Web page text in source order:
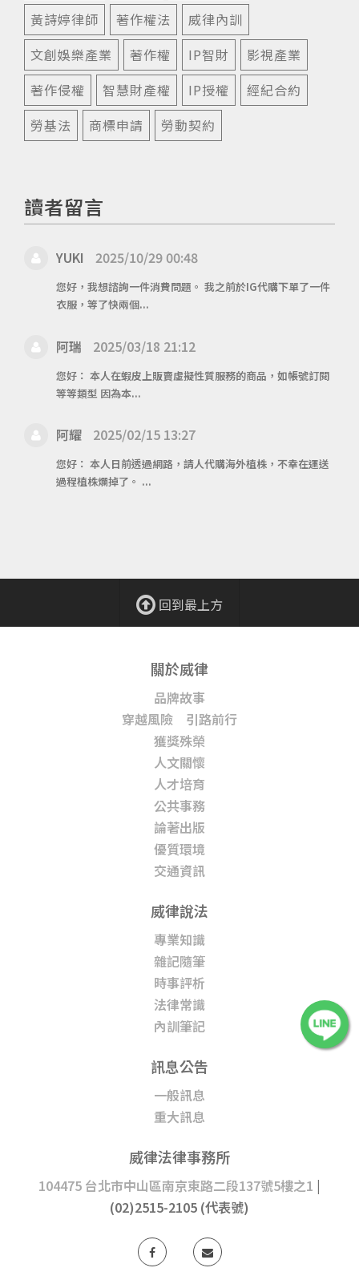
黃詩婷律師
著作權法
威律內訓
文創娛樂產業
著作權 IP智財
影視產業
著作侵權
智慧財產權 IP授權
經紀合約
勞基法
商標申請 勞動契約
讀者留言
YUKI 2025/10/29 00:48
您好，我想諮詢一件消費問題。 我之前於IG代購下單了一件
衣服，等了快兩個...
阿瑞 2025/03/18 21:12
您好： 本人在蝦皮上販賣虛擬性質服務的商品，如帳號訂閱
等等類型 因為本...
阿耀 2025/02/15 13:27
您好： 本人日前透過網路，請人代購海外植株，不幸在運送
過程植株爛掉了。 ...
回到最上方
關於威律
品牌故事
穿越風險 引路前行
獲獎殊榮
人文關懷
人才培育
公共事務
論著出版
優質環境
交通資訊
威律說法
專業知識
雜記隨筆
時事評析
法律常識
內訓筆記
訊息公告
一般訊息
重大訊息
威律法律事務所
104475 台北市中山區南京東路二段137號5樓之1 |
(02)2515-2105 (代表號)